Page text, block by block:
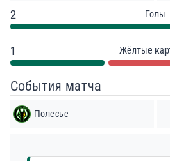
2 Голы
1 Жёлтые
События матча
Полесье